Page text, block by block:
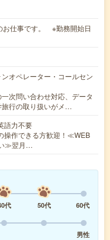
お仕事です。 ※勤務開始日
オペレーター・コールセン
次問い合わせ対応、データ
旅行の取り扱いがメ…
語力不要
作できる方歓迎！≪WEB
≫翌月…
代 50代
60代
男性